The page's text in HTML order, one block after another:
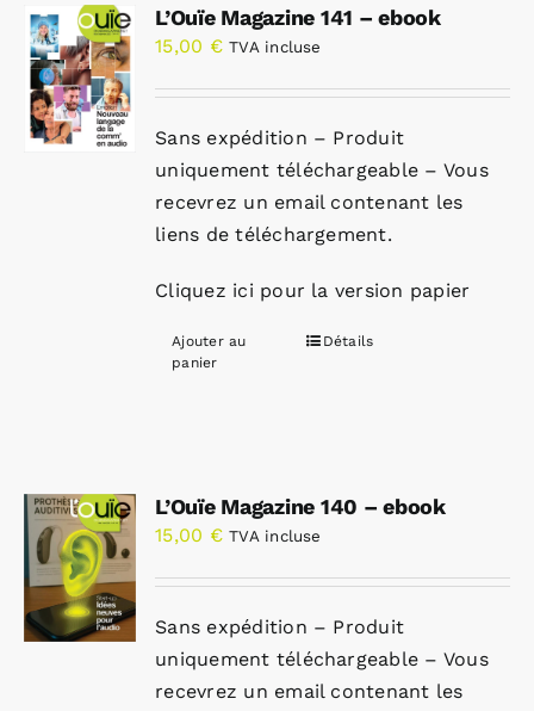
L’Ouïe Magazine 141 – ebook
15,00 € TVA incluse
Sans expédition – Produit
uniquement téléchargeable – Vous
recevrez un email contenant les
liens de téléchargement.
Cliquez ici pour la version papier
Ajouter au
panier
Détails
L’Ouïe Magazine 140 – ebook
15,00 € TVA incluse
Sans expédition – Produit
uniquement téléchargeable – Vous
recevrez un email contenant les